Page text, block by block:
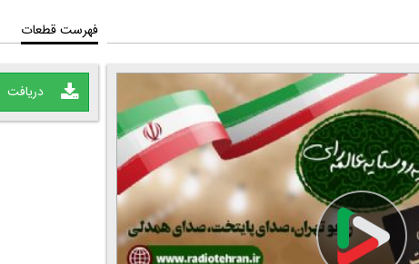
فهرست قطعات
دریافت